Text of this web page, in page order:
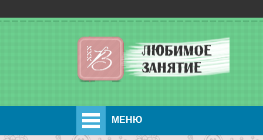
МЕНЮ